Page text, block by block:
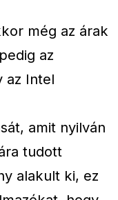
még az árak
az
az Intel
amit nyilván
tudott
alakult ki, ez